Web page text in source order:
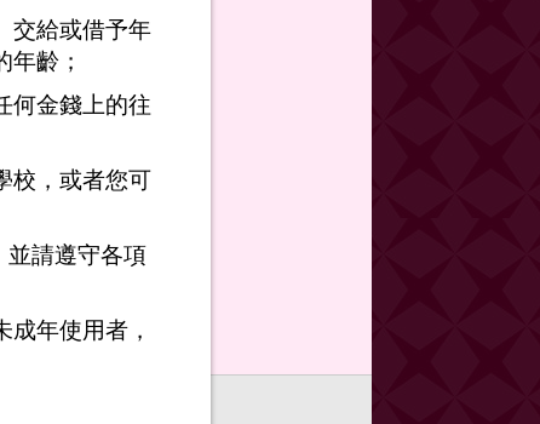
交給或借予年
齡；
何金錢上的往
校，或者您可
並請遵守各項
年使用者，